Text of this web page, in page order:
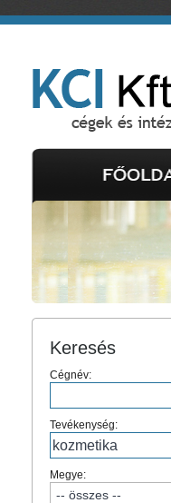
Keresés
Cégnév:
Tevékenység:
Megye: